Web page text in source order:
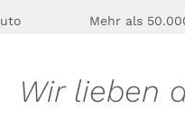
Mehr als
Wir lieben